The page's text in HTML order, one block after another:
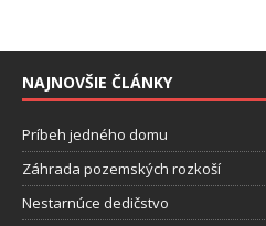
NAJNOVŠIE ČLÁNKY
Príbeh jedného domu
Záhrada pozemských rozkoší
Nestarnúce dedičstvo